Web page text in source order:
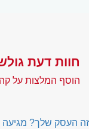
חוות דעת
הוסף המלצות על
זה העסק שלך? מגיעה